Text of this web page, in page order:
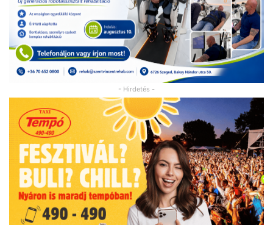
- Hirdetés -